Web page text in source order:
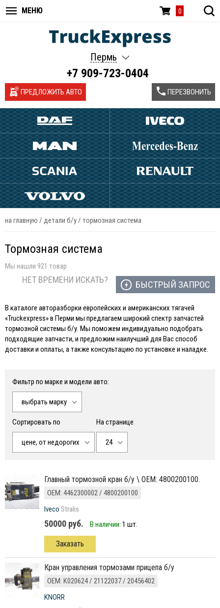
МЕНЮ 0
Пермь
+7 909-723-0404
ПРЕДЛОЖИТЬ АВТО
на главную / детали б/у/ тормозная система
Тормозная система
Мы нашли 921 товар
НЕТ ВРЕМЕНИ ИСКАТЬ? БЫСТРЫЙ ЗАПРОС
В каталоге авторазборки европейских и американских тягачей
«Truckexpress» в Перми мы предлагаем широкий спектр запчастей
тормозной системы б/у. Мы поможем индивидуально подобрать
подходящие запчасти, и предложим наилучший для Вас способ
доставки и оплаты, а также консультацию по установке и наладке.
Фильтр по марке и модели авто:
выбрать марку
Сортировать по
цене, от недорогих
На странице
24
главный тормозной кран б/у \ ОЕМ: 4800200100.
ОЕМ: 4462300002 / 4800200100
Iveco Stralis
50000 руб. В наличии: 1 шт.
Заказать
кран управления тормозами прицепа б/у
ОЕМ: K020624 / 21122037 / 20456402
KNORR